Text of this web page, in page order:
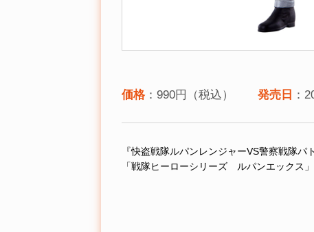
価格 ：990円（税込） 発売日 ：
『快盗戦隊ルパンレンジャーVS警察戦隊パ
「戦隊ヒーローシリーズ ルパンエックス」